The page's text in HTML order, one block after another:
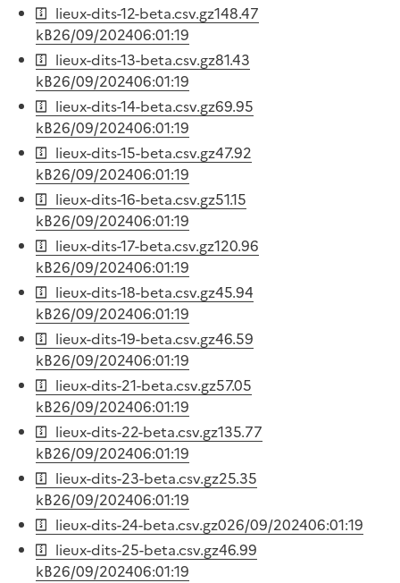
lieux-dits-12-beta.csv.gz148.47
kB26/09/202406:01:19
lieux-dits-13-beta.csv.gz81.43
kB26/09/202406:01:19
lieux-dits-14-beta.csv.gz69.95
kB26/09/202406:01:19
lieux-dits-15-beta.csv.gz47.92
kB26/09/202406:01:19
lieux-dits-16-beta.csv.gz51.15
kB26/09/202406:01:19
lieux-dits-17-beta.csv.gz120.96
kB26/09/202406:01:19
lieux-dits-18-beta.csv.gz45.94
kB26/09/202406:01:19
lieux-dits-19-beta.csv.gz46.59
kB26/09/202406:01:19
lieux-dits-21-beta.csv.gz57.05
kB26/09/202406:01:19
lieux-dits-22-beta.csv.gz135.77
kB26/09/202406:01:19
lieux-dits-23-beta.csv.gz25.35
kB26/09/202406:01:19
lieux-dits-24-beta.csv.gz026/09/202406:01:19
lieux-dits-25-beta.csv.gz46.99
kB26/09/202406:01:19